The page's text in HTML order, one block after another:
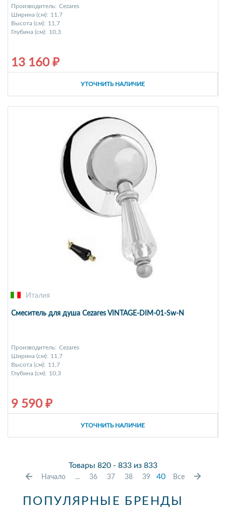
Производитель: Cezares
Ширина (см): 11,7
Высота (см): 11,7
Глубина (см): 10,3
13 160 ₽
УТОЧНИТЬ НАЛИЧИЕ
Италия
Смеситель для душа Cezares VINTAGE-DIM-01-Sw-N
Производитель: Cezares
Ширина (см): 11,7
Высота (см): 11,7
Глубина (см): 10,3
9 590 ₽
УТОЧНИТЬ НАЛИЧИЕ
Товары 820 - 833 из 833
Начало ... 36 37 38 39 40 Все
ПОПУЛЯРНЫЕ БРЕНДЫ